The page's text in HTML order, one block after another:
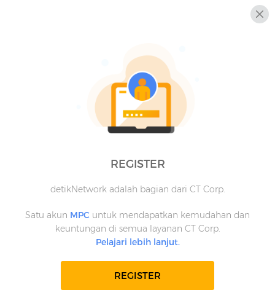
REGISTER
detikNetwork adalah bagian dari CT Corp.
Satu akun MPC untuk mendapatkan kemudahan dan
keuntungan di semua layanan CT Corp.
Pelajari lebih lanjut.
REGISTER